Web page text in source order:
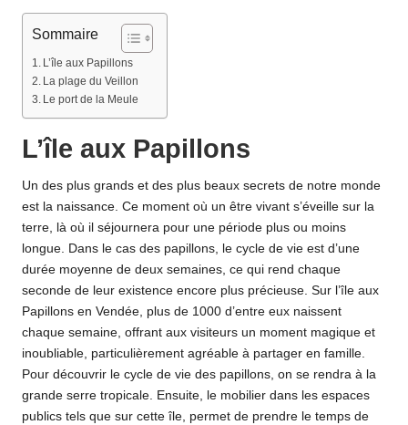
Sommaire
L’île aux Papillons
La plage du Veillon
Le port de la Meule
L’île aux Papillons
Un des plus grands et des plus beaux secrets de notre monde
est la naissance. Ce moment où un être vivant s’éveille sur la
terre, là où il séjournera pour une période plus ou moins
longue. Dans le cas des papillons, le cycle de vie est d’une
durée moyenne de deux semaines, ce qui rend chaque
seconde de leur existence encore plus précieuse. Sur l’île aux
Papillons en Vendée, plus de 1000 d’entre eux naissent
chaque semaine, offrant aux visiteurs un moment magique et
inoubliable, particulièrement agréable à partager en famille.
Pour découvrir le cycle de vie des papillons, on se rendra à la
grande serre tropicale. Ensuite, le mobilier dans les espaces
publics tels que sur cette île, permet de prendre le temps de